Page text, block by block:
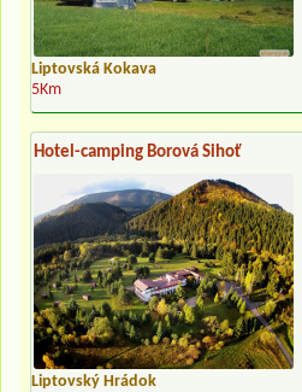
Liptovská Kokava
5Km
Hotel-camping Borová Sihoť
Liptovský Hrádok